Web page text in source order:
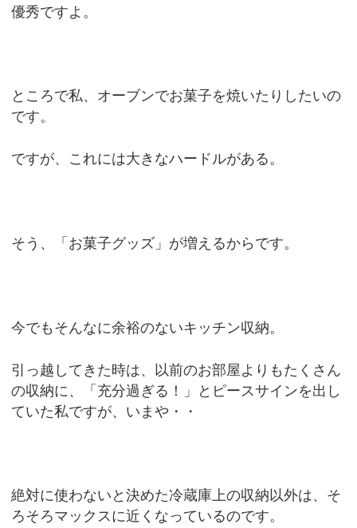
優秀ですよ。
ところで私、オーブンでお菓子を焼いたりしたいの
です。
ですが、これには大きなハードルがある。
そう、「お菓子グッズ」が増えるからです。
今でもそんなに余裕のないキッチン収納。
引っ越してきた時は、以前のお部屋よりもたくさん
の収納に、「充分過ぎる！」とピースサインを出し
ていた私ですが、いまや・・
絶対に使わないと決めた冷蔵庫上の収納以外は、そ
ろそろマックスに近くなっているのです。